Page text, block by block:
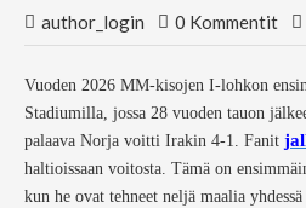
author_login 0 Kommentit
Vuoden 2026 MM-kisojen I-lohkon
Stadiumilla, jossa 28 vuoden tauon
palaava Norja voitti Irakin 4-1. Fanit
haltioissaan voitosta. Tämä on
kun he ovat tehneet neljä maalia